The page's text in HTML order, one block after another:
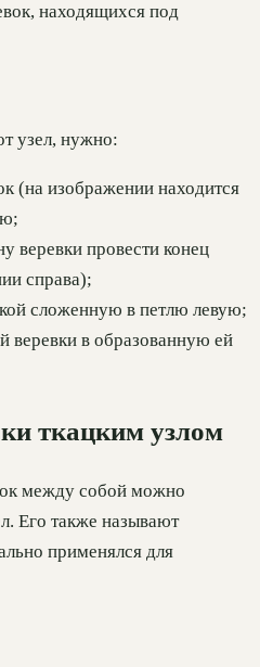
находящихся под
узел, нужно:
(на изображении находится
веревки провести конец
справа);
сложенную в петлю левую;
веревки в образованную ей
ткацким узлом
между собой можно
Его также называют
применялся для